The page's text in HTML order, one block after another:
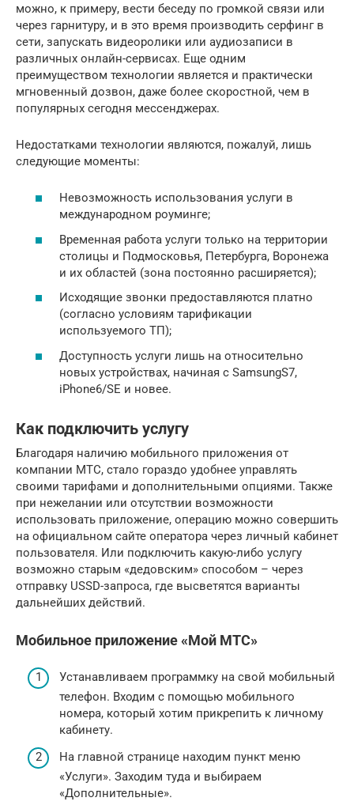
можно, к примеру, вести беседу по громкой связи или
через гарнитуру, и в это время производить серфинг в
сети, запускать видеоролики или аудиозаписи в
различных онлайн-сервисах. Еще одним
преимуществом технологии является и практически
мгновенный дозвон, даже более скоростной, чем в
популярных сегодня мессенджерах.
Недостатками технологии являются, пожалуй, лишь
следующие моменты:
Невозможность использования услуги в
международном роуминге;
Временная работа услуги только на территории
столицы и Подмосковья, Петербурга, Воронежа
и их областей (зона постоянно расширяется);
Исходящие звонки предоставляются платно
(согласно условиям тарификации
используемого ТП);
Доступность услуги лишь на относительно
новых устройствах, начиная с SamsungS7,
iPhone6/SE и новее.
Как подключить услугу
Благодаря наличию мобильного приложения от
компании МТС, стало гораздо удобнее управлять
своими тарифами и дополнительными опциями. Также
при нежелании или отсутствии возможности
использовать приложение, операцию можно совершить
на официальном сайте оператора через личный кабинет
пользователя. Или подключить какую-либо услугу
возможно старым «дедовским» способом – через
отправку USSD-запроса, где высветятся варианты
дальнейших действий.
Мобильное приложение «Мой МТС»
Устанавливаем программку на свой мобильный
телефон. Входим с помощью мобильного
номера, который хотим прикрепить к личному
кабинету.
На главной странице находим пункт меню
«Услуги». Заходим туда и выбираем
«Дополнительные».